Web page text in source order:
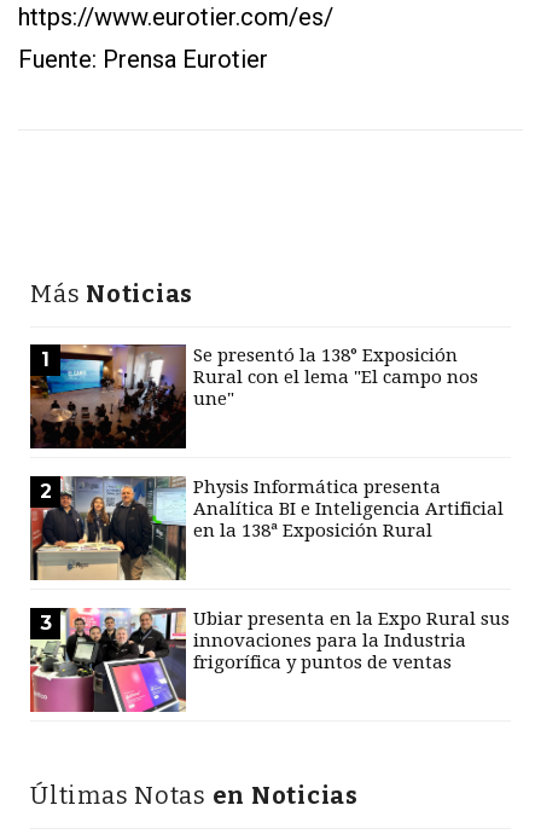
https://www.eurotier.com/es/
Fuente: Prensa Eurotier
Más Noticias
1
Se presentó la 138° Exposición
Rural con el lema "El campo nos
une"
2
Physis Informática presenta
Analítica BI e Inteligencia Artificial
en la 138ª Exposición Rural
3
Ubiar presenta en la Expo Rural sus
innovaciones para la Industria
frigorífica y puntos de ventas
Últimas Notas en Noticias